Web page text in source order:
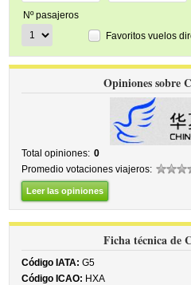
Nº pasajeros
Favoritos vuelos
Opiniones sobre
Total opiniones: 0
Promedio votaciones viajeros:
Leer las opiniones
Ficha técnica de
Código IATA: G5
Código ICAO: HXA